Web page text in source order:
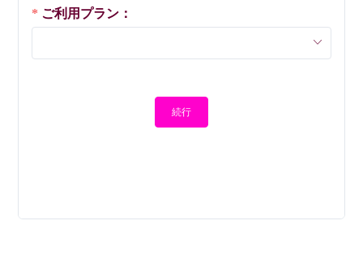
ご利用プラン：
続行